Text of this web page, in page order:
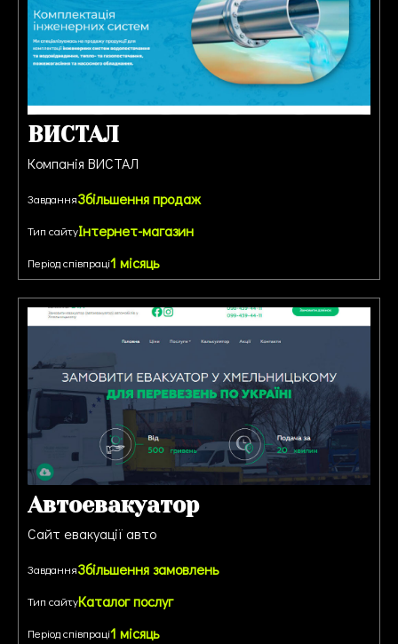
ВИСТАЛ
Компанія ВИСТАЛ
ЗавданняЗбільшення продаж
Тип сайтуІнтернет-магазин
Період співпраці1 місяць
Автоевакуатор
Сайт евакуації авто
ЗавданняЗбільшення замовлень
Тип сайтуКаталог послуг
Період співпраці1 місяць